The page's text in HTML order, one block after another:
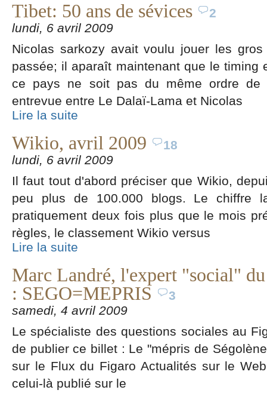
Tibet: 50 ans de sévices
2
lundi, 6 avril 2009
Nicolas sarkozy avait voulu jouer les
passée; il aparaît maintenant que le timing
ce pays ne soit pas du même ordre de
entrevue entre Le Dalaï-Lama et Nicolas
Lire la suite
Wikio, avril 2009
18
lundi, 6 avril 2009
Il faut tout d'abord préciser que Wikio,
peu plus de 100.000 blogs. Le chiffre
pratiquement deux fois plus que le mois
règles, le classement Wikio versus
Lire la suite
Marc Landré, l'expert "social"
: SEGO=MEPRIS
3
samedi, 4 avril 2009
Le spécialiste des questions sociales au
de publier ce billet : Le "mépris de
sur le Flux du Figaro Actualités sur le
celui-là publié sur le